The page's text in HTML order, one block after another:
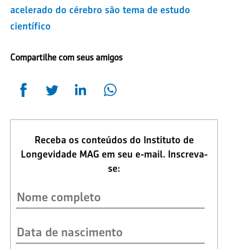
acelerado do cérebro são tema de estudo
científico
Compartilhe com seus amigos
Receba os conteúdos do Instituto de
Longevidade MAG em seu e-mail. Inscreva-
se: